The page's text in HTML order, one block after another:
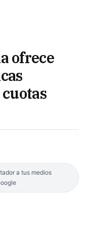
ofrece
a tus medios